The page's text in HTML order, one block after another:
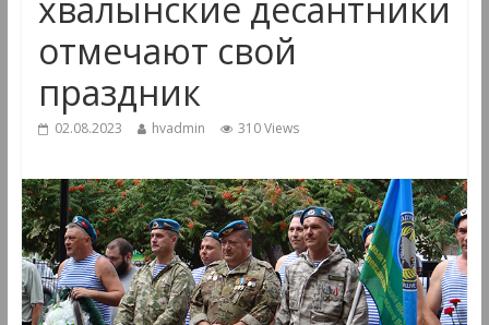
хвалынские десантники
отмечают свой
праздник
02.08.2023 hvadmin 310 Views